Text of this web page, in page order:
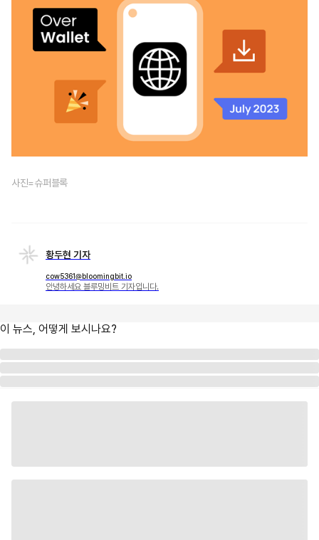
사진=슈퍼블록
황두현 기자
cow5361@bloomingbit.io
안녕하세요 블루밍비트 기자입니다.
이 뉴스, 어떻게 보시나요?